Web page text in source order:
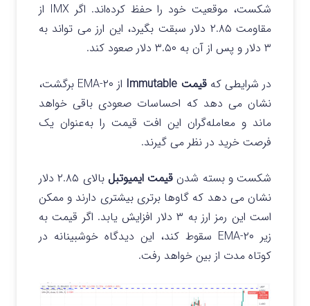
شکست، موقعیت خود را حفظ کرده‌اند. اگر IMX از
مقاومت ۲.۸۵ دلار سبقت بگیرد، این ارز می تواند به
۳ دلار و پس از آن به ۳.۵۰ دلار صعود کند.
در شرایطی کهقیمت Immutable
از ۲۰-EMA برگشت،
نشان می‌ دهد که احساسات صعودی باقی خواهد
ماند و معامله‌گران این افت قیمت را به‌عنوان یک
فرصت خرید در نظر می‌ گیرند.
شکست و بسته شدن قیمت ایمیوتبل
بالای ۲.۸۵ دلار
نشان می دهد که گاوها برتری بیشتری دارند و ممکن
است این رمز ارز به ۳ دلار افزایش یابد. اگر قیمت به
زیر ۲۰-EMA سقوط کند، این دیدگاه خوشبینانه در
کوتاه مدت از بین خواهد رفت.